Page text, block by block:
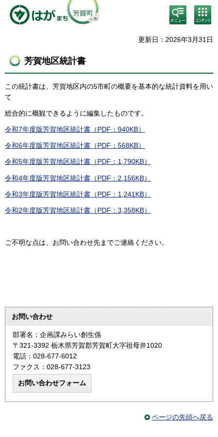
検
索・
メニ
コン
テン
ニュ
更新日：2026年3月31日
芳賀地区統計書
この統計書は、芳賀地区内の5市町の概要を基本的な統計資料を用い
て
総合的に概観できるように編集したものです。
令和7年度版芳賀地区統計書（PDF：940KB）
令和6年度版芳賀地区統計書（PDF：568KB）
令和5年度版芳賀地区統計書（PDF：1,790KB）
令和4年度版芳賀地区統計書（PDF：2,156KB）
令和3年度版芳賀地区統計書（PDF：1,241KB）
令和2年度版芳賀地区統計書（PDF：3,358KB）
ご不明な点は、お問い合わせ先までご連絡ください。
お問い合わせ
部署名：企画課みらい創生係
〒321-3392 栃木県芳賀郡芳賀町大字祖母井1020
電話：028-677-6012
ファクス：028-677-3123
ページの先頭へ戻る